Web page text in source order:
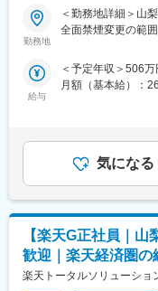
クする担当が居ま
績も多数ございま
■教育体制
入社後2～3週間は
環境です
ホテルフロントス
年齢層（20～60代
は子育て支援に力
短勤務も育休明け
料金プラン・楽天
済圏のサービスを
単なる携帯販売で
ンです。
・料金プラン、楽
・スマホ初期設定
・問い合わせ対応
◇店舗運営
・シフト管理、教
・店舗での電話応対
・在庫管理、売り
勤務地
＜勤務地詳細＞山
全面禁煙変更の範
給与
＜予定年収＞506
月額（基本給）：
気になる
【楽天G正社員｜
歓迎｜楽天経済圏
楽天トータルソリューショ